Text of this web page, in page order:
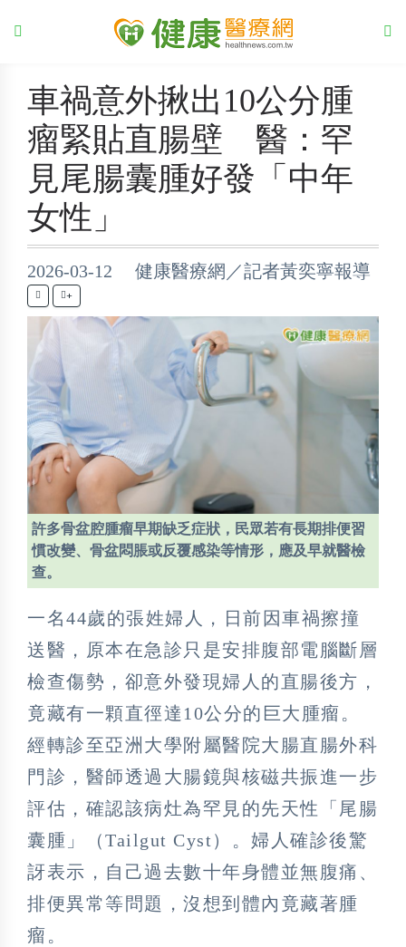
車禍意外揪出10公分腫
瘤緊貼直腸壁 醫：罕
見尾腸囊腫好發「中年
女性」
2026-03-12 健康醫療網／記者黃奕寧報導
+
許多骨盆腔腫瘤早期缺乏症狀，民眾若有長期排便習
慣改變、骨盆悶脹或反覆感染等情形，應及早就醫檢
查。
一名44歲的張姓婦人，日前因車禍擦撞
送醫，原本在急診只是安排腹部電腦斷層
檢查傷勢，卻意外發現婦人的直腸後方，
竟藏有一顆直徑達10公分的巨大腫瘤。
經轉診至亞洲大學附屬醫院大腸直腸外科
門診，醫師透過大腸鏡與核磁共振進一步
評估，確認該病灶為罕見的先天性「尾腸
囊腫」（Tailgut Cyst）。婦人確診後驚
訝表示，自己過去數十年身體並無腹痛、
排便異常等問題，沒想到體內竟藏著腫
瘤。